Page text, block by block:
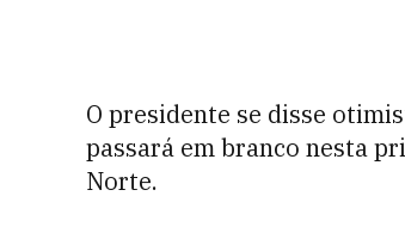
O presidente se disse
passará em branco nesta
Norte.